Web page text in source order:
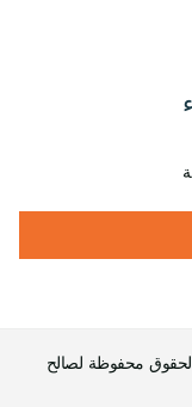
محفوظة لصالح